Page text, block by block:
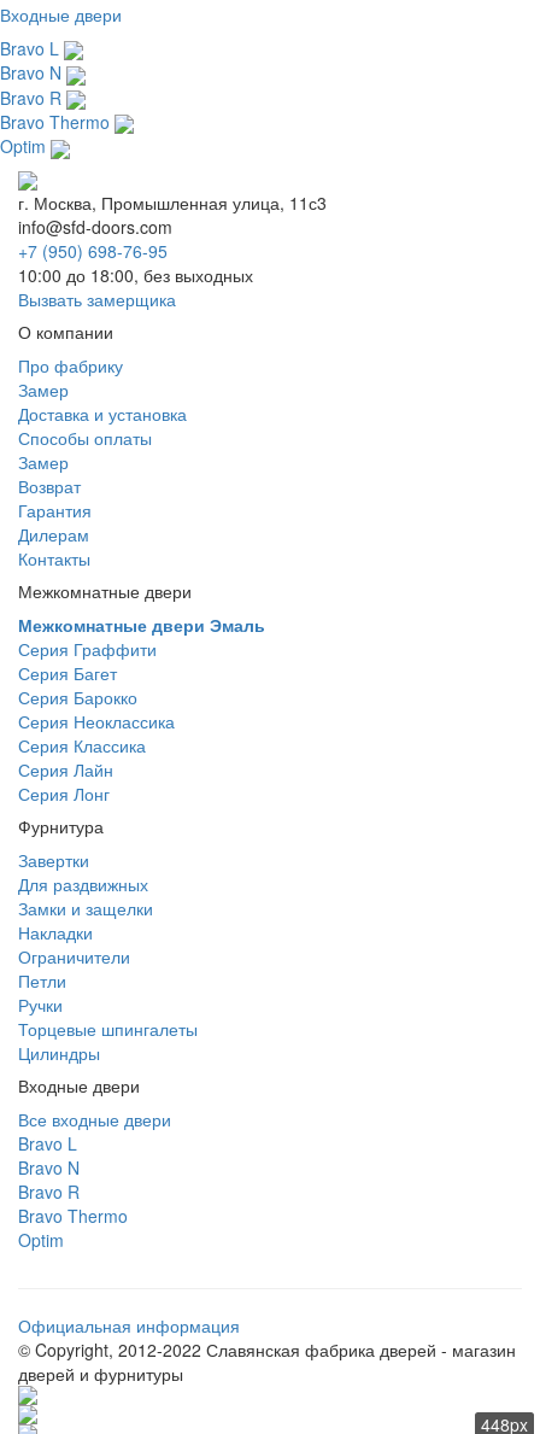
Входные двери
Bravo L
Bravo N
Bravo R
Bravo Thermo
Optim
г. Москва, Промышленная улица, 11с3
info@sfd-doors.com
+7 (950) 698-76-95
10:00 до 18:00, без выходных
Вызвать замерщика
О компании
Про фабрику
Замер
Доставка и установка
Способы оплаты
Замер
Возврат
Гарантия
Дилерам
Контакты
Межкомнатные двери
Межкомнатные двери Эмаль
Серия Граффити
Серия Багет
Серия Барокко
Серия Неоклассика
Серия Классика
Серия Лайн
Серия Лонг
Фурнитура
Завертки
Для раздвижных
Замки и защелки
Накладки
Ограничители
Петли
Ручки
Торцевые шпингалеты
Цилиндры
Входные двери
Все входные двери
Bravo L
Bravo N
Bravo R
Bravo Thermo
Optim
Официальная информация
© Copyright, 2012-2022 Славянская фабрика дверей - магазин
дверей и фурнитуры
448px